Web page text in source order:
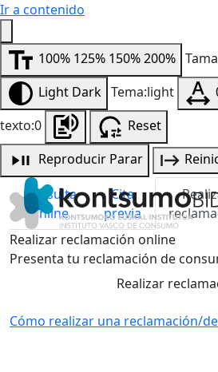
Ir a contenido
100% 125% 150%200%
Light Dark Tema:light
texto:0
Reset
Reproducir Parar
Consulta
online
Cita
previa
Realizar reclamación online
Presenta tu reclamación de
Realizar
Cómo realizar una reclamación/